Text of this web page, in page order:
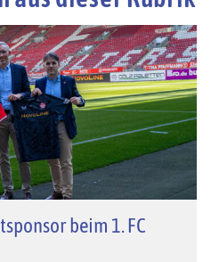
beim 1. FC